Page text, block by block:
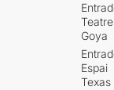
Teatre
Goya
Espai
Texas